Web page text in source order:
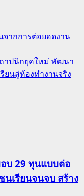
ากการต่อยอดงาน
าปนิกยุคใหม่ พัฒนา
ยนสู่ห้องทำงานจริง
บ 29 ทุนแบบต่อ
นเรียนจนจบ สร้าง